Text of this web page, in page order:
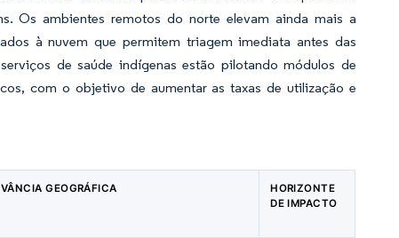
Os ambientes remotos do norte elevam ainda mais a
à nuvem que permitem triagem imediata antes das
de saúde indígenas estão pilotando módulos de
com o objetivo de aumentar as taxas de utilização e
GEOGRÁFICA
HORIZONTE
DE IMPACTO